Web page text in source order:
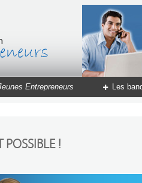
Entrepreneurs Les
POSSIBLE !